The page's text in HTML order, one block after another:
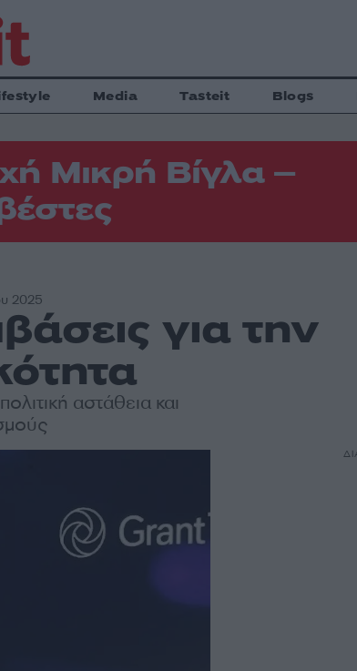
Media Tasteit Blogs
Μικρή Βίγλα –
2025
για την
αστάθεια και